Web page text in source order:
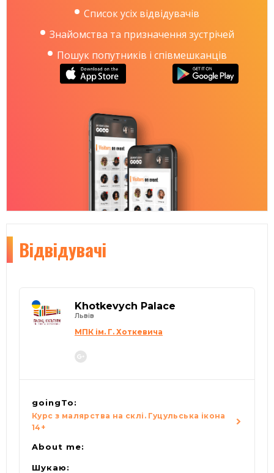
Список усіх відвідувачів
Знайомства та призначення зустрічей
Пошук попутників і співмешканців
Відвідувачі
Khotkevych Palace
Львів
МПК ім. Г. Хоткевича
goingTo:
Курс з малярства на склі. Гуцульська ікона
14+
About me:
Шукаю: